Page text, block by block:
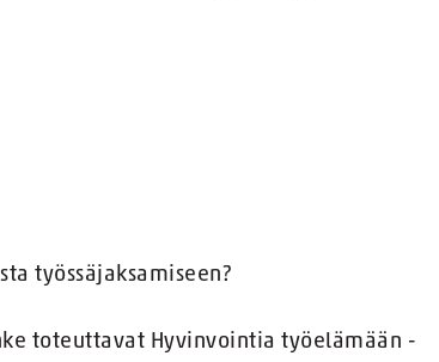
työssäjaksamiseen?
toteuttavat Hyvinvointia työelämään -